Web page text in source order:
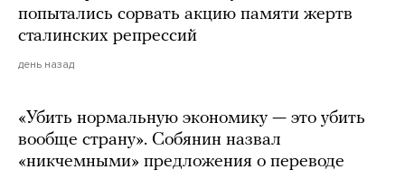
попытались сорвать акцию памяти жертв
сталинских репрессий
день назад
«Убить нормальную экономику — это убить
вообще страну». Собянин назвал
«никчемными» предложения о переводе